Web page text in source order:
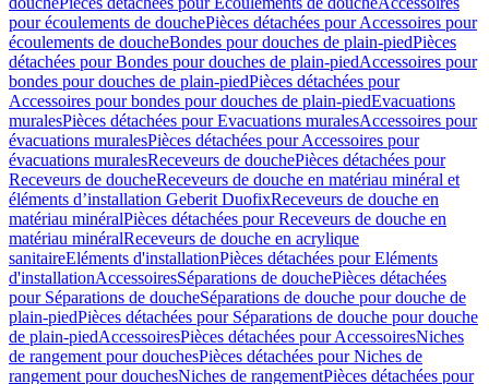
pour écoulements de douchePièces détachées pour Accessoires pour
écoulements de doucheBondes pour douches de plain-piedPièces
détachées pour Bondes pour douches de plain-piedAccessoires pour
bondes pour douches de plain-piedPièces détachées pour
Accessoires pour bondes pour douches de plain-piedEvacuations
muralesPièces détachées pour Evacuations muralesAccessoires pour
évacuations muralesPièces détachées pour Accessoires pour
évacuations muralesReceveurs de douchePièces détachées pour
Receveurs de doucheReceveurs de douche en matériau minéral et
éléments d’installation Geberit DuofixReceveurs de douche en
matériau minéralPièces détachées pour Receveurs de douche en
matériau minéralReceveurs de douche en acrylique
sanitaireEléments d'installationPièces détachées pour Eléments
d'installationAccessoiresSéparations de douchePièces détachées
pour Séparations de doucheSéparations de douche pour douche de
plain-piedPièces détachées pour Séparations de douche pour douche
de plain-piedAccessoiresPièces détachées pour AccessoiresNiches
de rangement pour douchesPièces détachées pour Niches de
rangement pour douchesNiches de rangementPièces détachées pour